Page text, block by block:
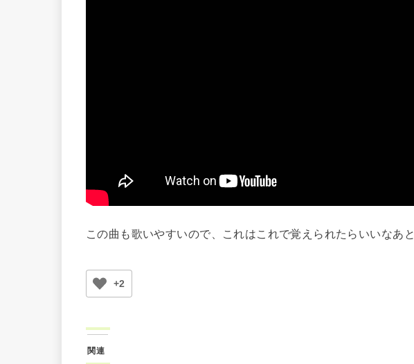
この曲も歌いやすいので、これはこれで覚えられたらいいなあと
+2
関連